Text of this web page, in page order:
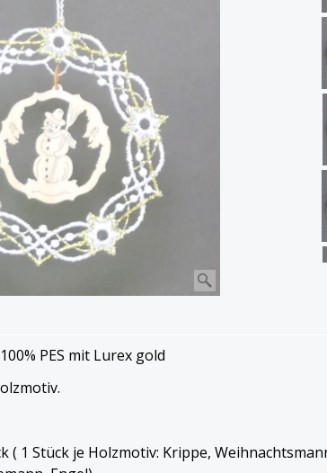
PES mit Lurex gold
( 1 Stück je Holzmotiv: Krippe,